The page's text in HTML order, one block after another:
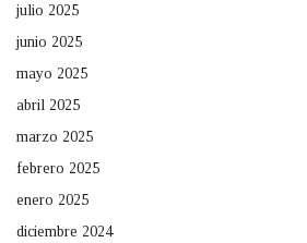
julio 2025
junio 2025
mayo 2025
abril 2025
marzo 2025
febrero 2025
enero 2025
diciembre 2024